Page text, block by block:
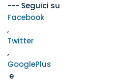
--- Seguici su
Facebook
,
Twitter
,
GooglePlus
e